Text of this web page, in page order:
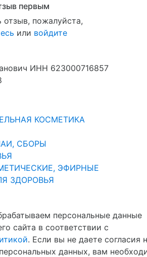
первым
отзыв, пожалуйста,
или войдите
ИНН 623000716857
КОСМЕТИКА
СБОРЫ
ЭФИРНЫЕ
ЗДОРОВЬЯ
персональные данные
сайта в соответствии с
. Если вы не даете согласия
данных, вам